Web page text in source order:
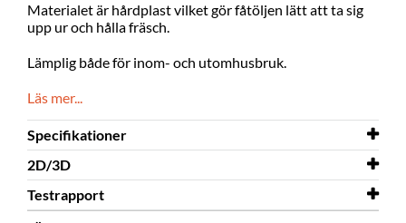
Materialet är hårdplast vilket gör fåtöljen lätt att ta sig
upp ur och hålla fräsch.
Lämplig både för inom- och utomhusbruk.
Läs mer...
Specifikationer
Bredd
Djup
2D/3D
2D/3D Gumball Junior fåtölj.dwg
Testrapport